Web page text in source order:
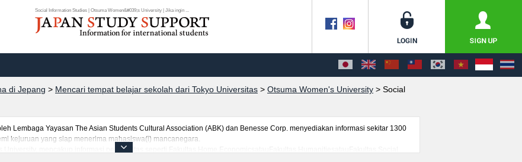
Social Information Studies | Otsuma Women&#039;s University | Jika ingin ...
di Jepang > Mencari tempat belajar sekolah dari Tokyo Universitas > Otsuma Women's University > Social
Lembaga Yayasan The Asian Students Cultural Association (ABK) dan Benesse Corp. menyediakan informasi sekitar 1300
kejuruan yang siap menerima mahasiswa(i) mancanegara.
University, mencakup informasi per fakultas seperti Fakultas Home EconomicsatauFakultas HumanitiesatauFakultas Social